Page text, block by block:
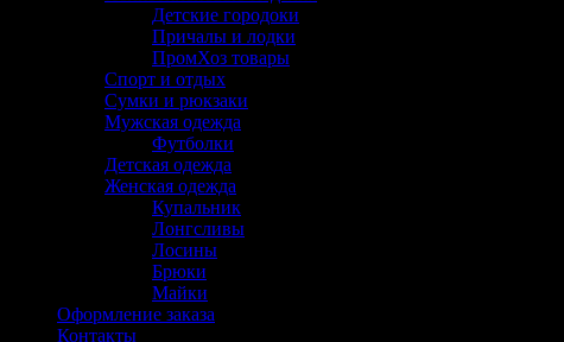
Детские городоки
Причалы и лодки
ПромХоз товары
Спорт и отдых
Сумки и рюкзаки
Мужская одежда
Футболки
Детская одежда
Женская одежда
Купальник
Лонгсливы
Лосины
Брюки
Майки
Оформление заказа
Контакты